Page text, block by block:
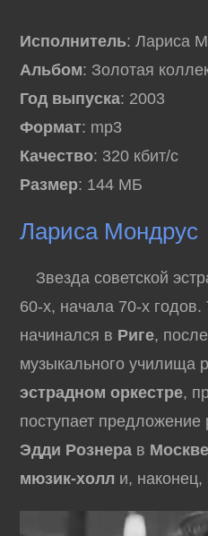
Исполнитель: Лариса
Альбом: Золотая
Год выпуска: 2003
Формат: mp3
Качество: 320 кбит/с
Размер: 144 МБ
Лариса Мондрус
Звезда советской
60-х, начала 70-х годов.
начинался в Риге,
музыкального училища
эстрадном оркестре,
поступает предложение
Эдди Рознера в Москве
мюзик-холл и, наконец,